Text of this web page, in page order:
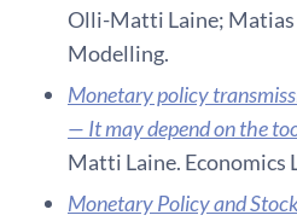
Olli-Matti Laine; Matias
Modelling.
Monetary policy
— It may depend on the
Matti Laine. Economics
Monetary Policy and